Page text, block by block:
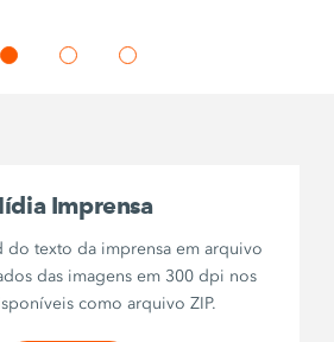
Imprensa
do texto da imprensa em arquivo
das imagens em 300 dpi nos
como arquivo ZIP.